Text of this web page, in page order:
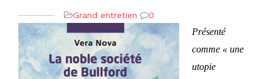
Grand entretien 0
Présenté
comme « une
utopie